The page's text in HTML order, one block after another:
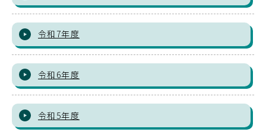
令和7年度
令和6年度
令和5年度